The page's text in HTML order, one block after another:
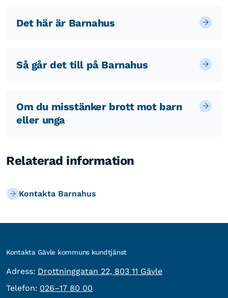
Det här är Barnahus
Så går det till på Barnahus
Om du misstänker brott mot barn
eller unga
Relaterad information
Kontakta Barnahus
Kontakta Gävle kommuns kundtjänst
Adress: besöksadress:
Drottninggatan 22, 803 11 Gävle
Telefon: Telefon:
026–17 80 00